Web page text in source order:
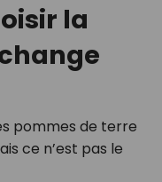
la
pommes de terre
ce n’est pas le